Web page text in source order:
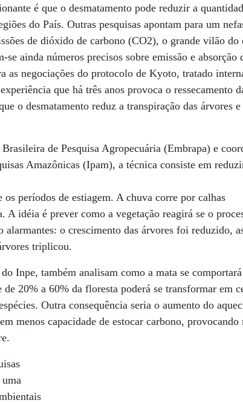
é que o desmatamento pode reduzir a
do País. Outras pesquisas apontam para um
de dióxido de carbono (CO2), o grande vilão do
se ainda números precisos sobre emissão e absorção
as negociações do protocolo de Kyoto, tratado
que há três anos provoca o ressecamento
o desmatamento reduz a transpiração das árvores
de Pesquisa Agropecuária (Embrapa) e
Amazônicas (Ipam), a técnica consiste em
períodos de estiagem. A chuva corre por calhas
A idéia é prever como a vegetação reagirá se o
alarmantes: o crescimento das árvores foi reduzido,
triplicou.
Inpe, também analisam como a mata se
20% a 60% da floresta poderá se transformar em
Outra consequência seria o aumento do
menos capacidade de estocar carbono, provocando